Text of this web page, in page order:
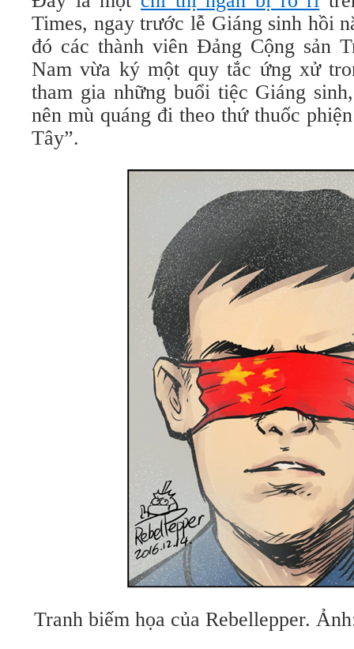
Times, ngay trước lễ Giáng sinh hồi
đó các thành viên Đảng Cộng sản
Nam vừa ký một quy tắc ứng xử
tham gia những buổi tiệc Giáng
nên mù quáng đi theo thứ thuốc
Tây”.
Tranh biếm họa của Rebellepper.